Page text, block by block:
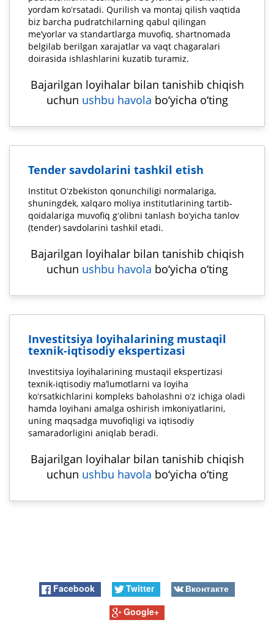
yordam koʻrsatadi. Qurilish va montaj qilish vaqtida
biz barcha pudratchilarning qabul qilingan
me’yorlar va standartlarga muvofiq, shartnomada
belgilab berilgan xarajatlar va vaqt chagaralari
doirasida ishlashlarini kuzatib turamiz.
Bajarilgan loyihalar bilan tanishib chiqish
uchun ushbu havola bo‘yicha o‘ting
Tender savdolarini tashkil etish
Institut Oʻzbekiston qonunchiligi normalariga,
shuningdek, xalqaro moliya institutlarining tartib-
qoidalariga muvofiq gʻolibni tanlash boʻyicha tanlov
(tender) savdolarini tashkil etadi.
Bajarilgan loyihalar bilan tanishib chiqish
uchun ushbu havola bo‘yicha o‘ting
Investitsiya loyihalarining mustaqil
texnik-iqtisodiy ekspertizasi
Investitsiya loyihalarining mustaqil ekspertizasi
texnik-iqtisodiy ma’lumotlarni va loyiha
koʻrsatkichlarini kompleks baholashni oʻz ichiga oladi
hamda loyihani amalga oshirish imkoniyatlarini,
uning maqsadga muvofiqligi va iqtisodiy
samaradorligini aniqlab beradi.
Bajarilgan loyihalar bilan tanishib chiqish
uchun ushbu havola bo‘yicha o‘ting
Facebook Twitter
Вконтакте
Google+